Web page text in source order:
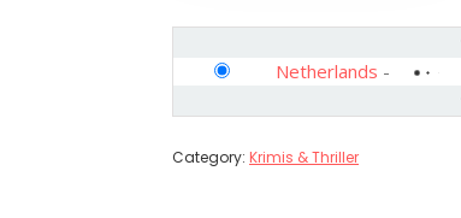
Netherlands -
Category: Krimis & Thriller